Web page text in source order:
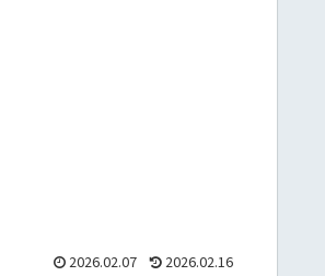
2026.02.07 2026.02.16